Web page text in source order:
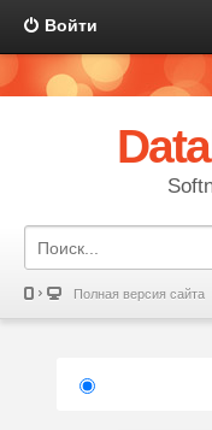
Войти
Полная версия сайта